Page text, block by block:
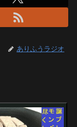
ありふうラジオ